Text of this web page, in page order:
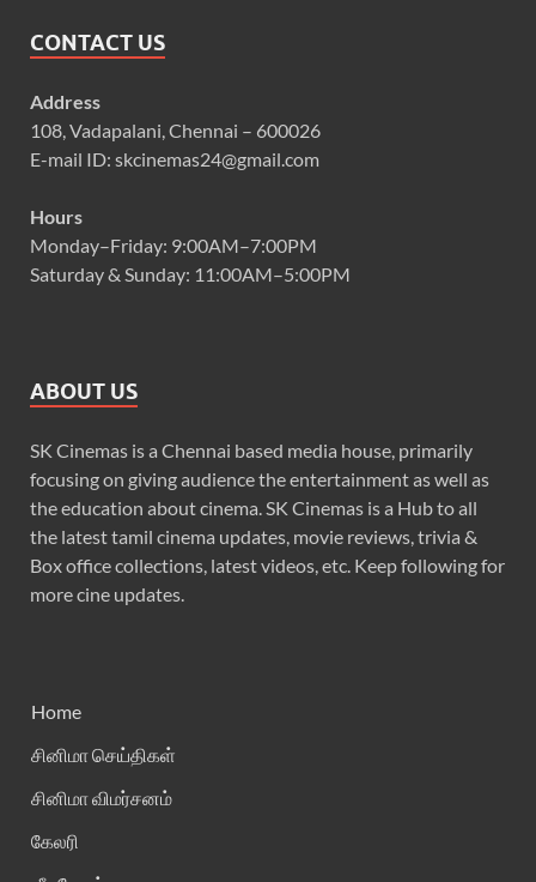
CONTACT US
Address
108, Vadapalani, Chennai – 600026
E-mail ID: skcinemas24@gmail.com
Hours
Monday–Friday: 9:00AM–7:00PM
Saturday & Sunday: 11:00AM–5:00PM
ABOUT US
SK Cinemas is a Chennai based media house, primarily
focusing on giving audience the entertainment as well as
the education about cinema. SK Cinemas is a Hub to all
the latest tamil cinema updates, movie reviews, trivia &
Box office collections, latest videos, etc. Keep following for
more cine updates.
Home
சினிமா செய்திகள்
சினிமா விமர்சனம்
கேலரி